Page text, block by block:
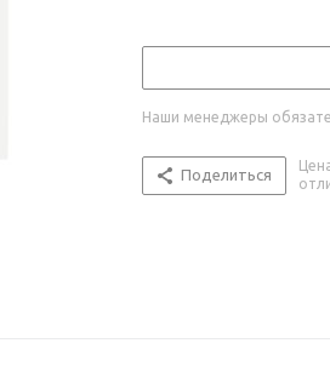
Наши менеджеры
Поделиться